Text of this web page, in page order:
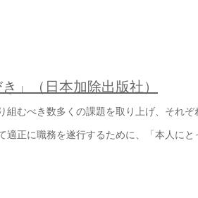
」（日本加除出版社）
むべき数多くの課題を取り上げ、それぞ
正に職務を遂行するために、「本人にと